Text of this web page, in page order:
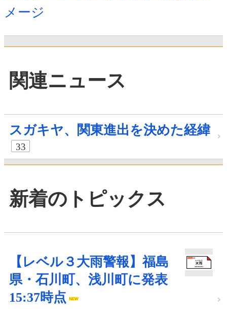
メージ
関連ニュース
スガキヤ、関東進出を決めた経緯
33
新着のトピックス
【レベル３大雨警報】福島
県・石川町、浅川町に発表
15:37時点